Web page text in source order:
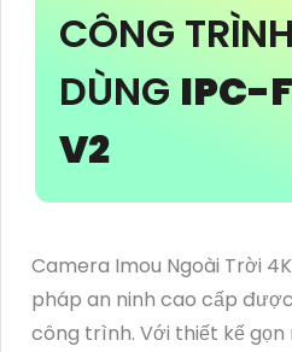
CÔNG
DÙNG IPC-
V2
Camera Imou Ngoài Trời
pháp an ninh cao cấp
công trình. Với thiết kế